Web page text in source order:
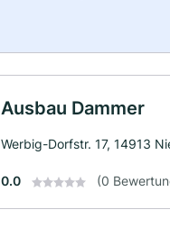
Ausbau Dammer
Werbig-Dorfstr. 17, 14913
0.0 (0